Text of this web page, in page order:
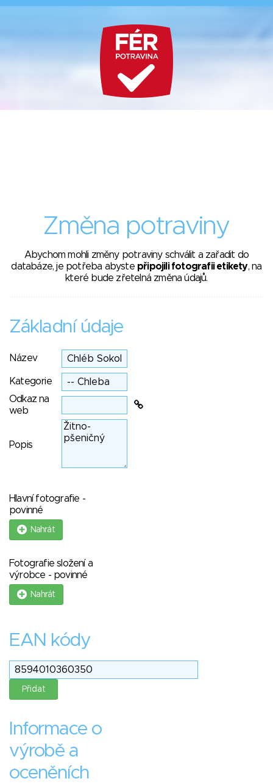
Změna potraviny
Abychom mohli změny potraviny schválit a zařadit do
databáze, je potřeba abyste připojili fotografii etikety, na
které bude zřetelná změna údajů.
Základní údaje
Název
Kategorie
Odkaz na
web
Popis
Hlavní fotografie -
povinné
Nahrát
Fotografie složení a
výrobce - povinné
Nahrát
EAN kódy
Informace o
výrobě a
oceněních